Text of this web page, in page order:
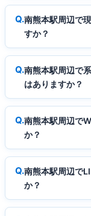
南熊本駅周辺で
すか？
南熊本駅周辺で
はありますか？
南熊本駅周辺で
か？
南熊本駅周辺で
か？